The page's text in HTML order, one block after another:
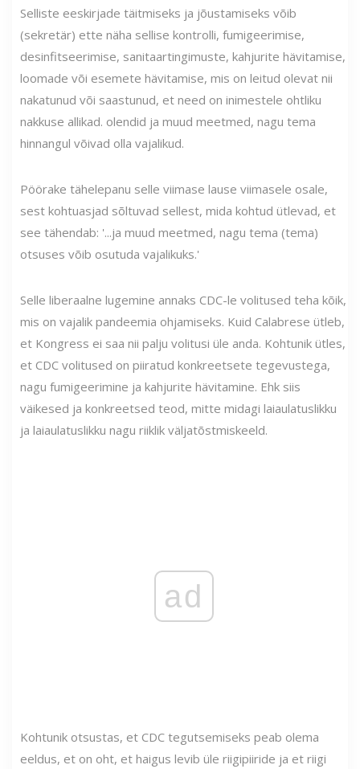
Selliste eeskirjade täitmiseks ja jõustamiseks võib
(sekretär) ette näha sellise kontrolli, fumigeerimise,
desinfitseerimise, sanitaartingimuste, kahjurite hävitamise,
loomade või esemete hävitamise, mis on leitud olevat nii
nakatunud või saastunud, et need on inimestele ohtliku
nakkuse allikad. olendid ja muud meetmed, nagu tema
hinnangul võivad olla vajalikud.
Pöörake tähelepanu selle viimase lause viimasele osale,
sest kohtuasjad sõltuvad sellest, mida kohtud ütlevad, et
see tähendab: '...ja muud meetmed, nagu tema (tema)
otsuses võib osutuda vajalikuks.'
Selle liberaalne lugemine annaks CDC-le volitused teha kõik,
mis on vajalik pandeemia ohjamiseks. Kuid Calabrese ütleb,
et Kongress ei saa nii palju volitusi üle anda. Kohtunik ütles,
et CDC volitused on piiratud konkreetsete tegevustega,
nagu fumigeerimine ja kahjurite hävitamine. Ehk siis
väikesed ja konkreetsed teod, mitte midagi laiaulatuslikku
ja laiaulatuslikku nagu riiklik väljatõstmiskeeld.
ad
Kohtunik otsustas, et CDC tegutsemiseks peab olema
eeldus, et on oht, et haigus levib üle riigipiiride ja et riigi